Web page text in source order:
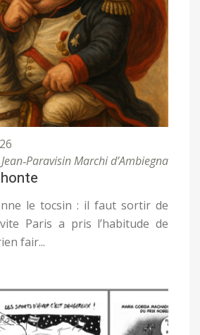
Marchi d’Ambiegna
le tocsin : il faut sortir de
Paris a pris l’habitude de
fair...